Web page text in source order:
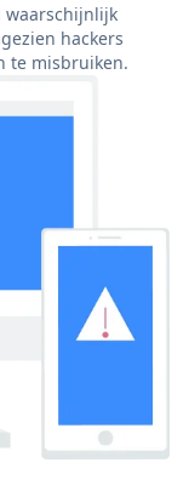
hackers
te misbruiken.